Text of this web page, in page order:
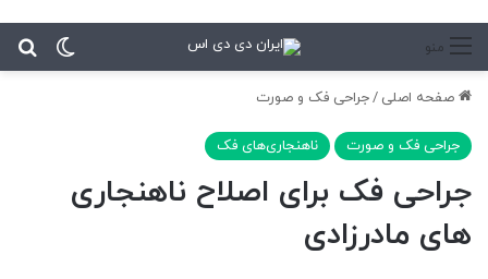
تغییر منو
صفحه اصلی /جراحی فک و صورت
جراحی فک و صورت ناهنجاری‌های فک
جراحی فک برای اصلاح ناهنجاری
های مادرزادی